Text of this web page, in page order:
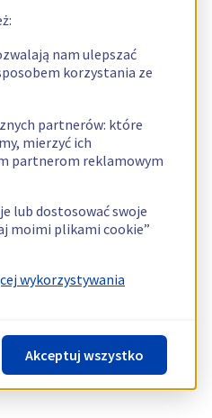
nam ulepszać
korzystania ze
partnerów: które
mierzyć ich
partnerom reklamowym
lub dostosować swoje
moimi plikami cookie”
wykorzystywania
Akceptuj wszystko